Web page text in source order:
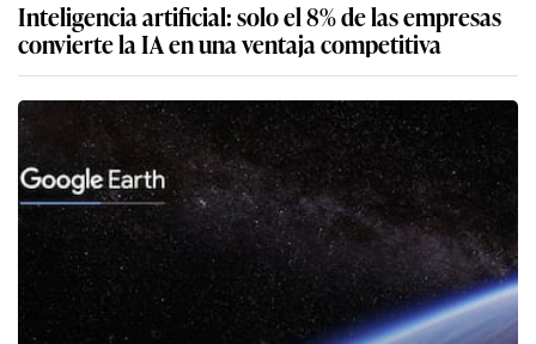
Inteligencia artificial: solo el 8% de las empresas
convierte la IA en una ventaja competitiva